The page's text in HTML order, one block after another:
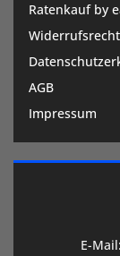
Ratenkauf by
Widerrufsrecht
AGB
Impressum
E-Mail: